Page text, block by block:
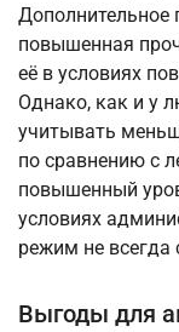
Дополнительное
повышенная
её в условиях
Однако, как и у
учитывать
по сравнению с
повышенный
условиях
режим не всегда
Выгоды для